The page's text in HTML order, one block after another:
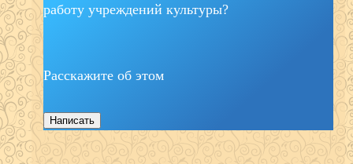
работу учреждений культуры?
Расскажите об этом
Написать